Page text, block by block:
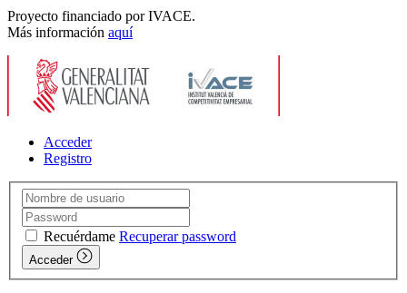
Proyecto financiado por IVACE.
Más información aquí
Acceder
Registro
Recuérdame Recuperar password
Acceder